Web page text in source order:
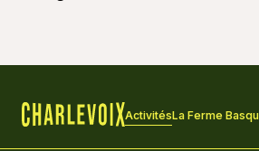
ActivitésLa Ferme